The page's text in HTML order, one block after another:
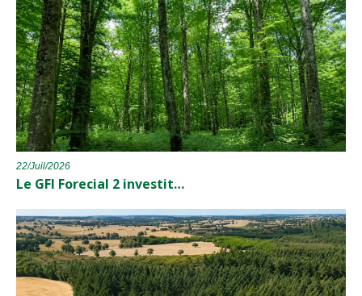
22/Juil/2026
Le GFI Forecial 2 investit…